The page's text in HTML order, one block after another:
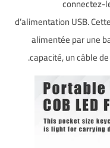
connectez-
d’alimentation USB.
alimentée par une
capacité, un câble